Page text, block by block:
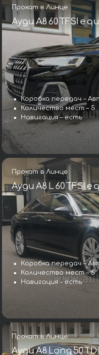
Прокат в Линце
Ауди A8 60 TFSI e
Коробка передач –
Количество мест – 5
Навигация – есть
Прокат в Линце
Ауди A8 L 60 TFSI
Коробка передач –
Количество мест – 5
Навигация – есть
Прокат в Линце
Ауди A8 Long 50